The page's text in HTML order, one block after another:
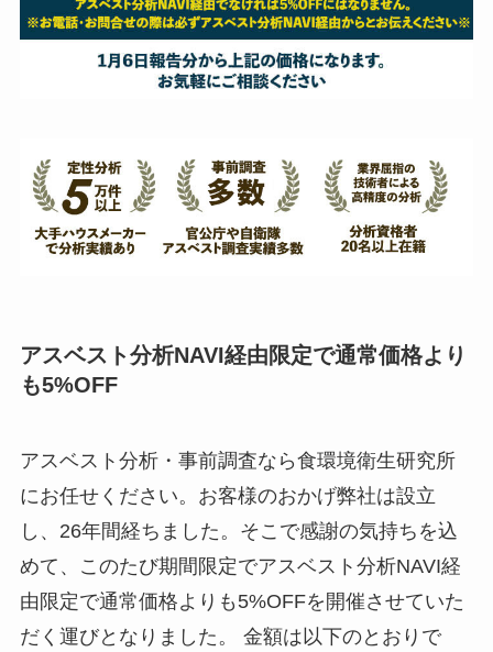
アスベスト分析NAVI経由限定で通常価格より
も5%OFF
アスベスト分析・事前調査なら食環境衛生研究所
にお任せください。お客様のおかげ弊社は設立
し、26年間経ちました。そこで感謝の気持ちを込
めて、このたび期間限定でアスベスト分析NAVI経
由限定で通常価格よりも5%OFFを開催させていた
だく運びとなりました。 金額は以下のとおりで